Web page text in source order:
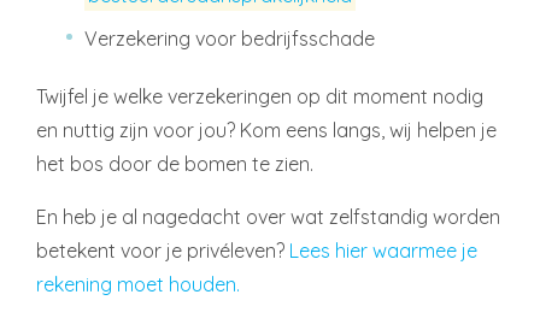
Verzekering voor bedrijfsschade
Twijfel je welke verzekeringen op dit moment nodig
en nuttig zijn voor jou? Kom eens langs, wij helpen je
het bos door de bomen te zien.
En heb je al nagedacht over wat zelfstandig worden
betekent voor je privéleven? Lees hier waarmee je
rekening moet houden.